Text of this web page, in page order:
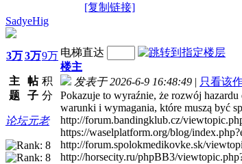
[复制链接]
SadyeHig
3万
主
题
3万
帖
子
9万
积
分
论坛元老
电梯直达
楼主
发表于 2026-6-9 16:48:49 | 只看该
Pokazuje to wyraźnie, że rozwój
warunki i wymagania, które muszą być
http://forum.bandingklub.cz/
https://waselplatform.org/blog/
http://forum.spolokmedikovke.sk/
http://horsecity.ru/phpBB3/